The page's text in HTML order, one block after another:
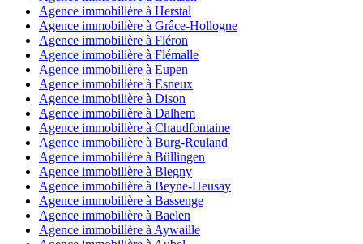
Agence immobilière à Herstal
Agence immobilière à Grâce-Hollogne
Agence immobilière à Fléron
Agence immobilière à Flémalle
Agence immobilière à Eupen
Agence immobilière à Esneux
Agence immobilière à Dison
Agence immobilière à Dalhem
Agence immobilière à Chaudfontaine
Agence immobilière à Burg-Reuland
Agence immobilière à Büllingen
Agence immobilière à Blegny
Agence immobilière à Beyne-Heusay
Agence immobilière à Bassenge
Agence immobilière à Baelen
Agence immobilière à Aywaille